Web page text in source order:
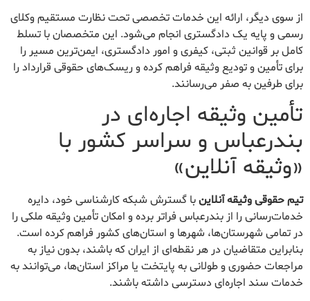
از سوی دیگر، ارائه این خدمات تخصصی تحت نظارت مستقیم وکلای
رسمی و پایه یک دادگستری انجام می‌شود. این متخصصان با تسلط
کامل بر قوانین ثبتی، کیفری و امور دادگستری، ایمن‌ترین مسیر را
برای تأمین و تودیع وثیقه فراهم کرده و ریسک‌های حقوقی قرارداد را
برای طرفین به صفر می‌رسانند.
تأمین وثیقه اجاره‌ای در
بندرعباس و سراسر کشور با
«وثیقه آنلاین»
تیم حقوقی وثیقه آنلاینبا گسترش شبکه کارشناسی خود، دایره
خدمات‌رسانی را از بندرعباس فراتر برده و امکان تأمین وثیقه ملکی را
در تمامی شهرستان‌ها، شهرها و استان‌های کشور فراهم کرده است.
بنابراین متقاضیان در هر نقطه‌ای از ایران که باشند، بدون نیاز به
مراجعات حضوری و طولانی به پایتخت یا مراکز استان‌ها، می‌توانند به
خدمات سند اجاره‌ای دسترسی داشته باشند.